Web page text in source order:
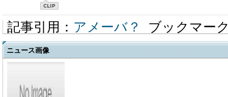
記事引用： アメーバ？ ブックマー
ニュース画像